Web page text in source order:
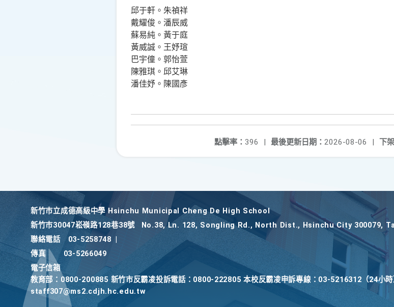
邱于軒。朱禎祥
戴耀俊。潘辰威
蘇易純。黃于庭
黃威誠。王妤瑄
巴宇僮。郭怡萱
陳雅琪。邱艾琳
潘佳妤。陳國彥
下
最後更新日期： 2026-08-06 |
點擊率： 396 |
新竹巿立成德高級中學 Hsinchu Municipal Cheng De High School
新竹巿30047崧嶺路128巷38號
No.38, Ln. 128, Songling Rd., North Dist., Hsinchu City 300079,
聯絡電話
03-5258748
傳真
03-5266049
電子信箱
教育部：0800-200885 新竹市反霸凌投訴電話：0800-222805 本校反霸凌申訴專線：03-5216312（24小
staff307@ms2.cdjh.hc.edu.tw